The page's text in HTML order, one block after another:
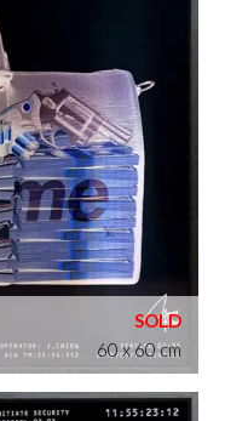
60 x 60 cm